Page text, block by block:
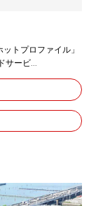
トプロファイル」
サービ...